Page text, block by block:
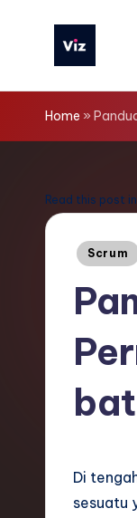
V
iz
o
Home »
Read this post
Posted
Scrum
Di
sesuatu